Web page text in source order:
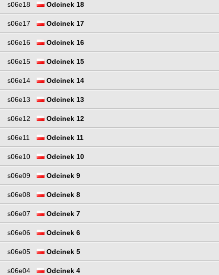
s06e18 Odcinek 18
s06e17 Odcinek 17
s06e16 Odcinek 16
s06e15 Odcinek 15
s06e14 Odcinek 14
s06e13 Odcinek 13
s06e12 Odcinek 12
s06e11 Odcinek 11
s06e10 Odcinek 10
s06e09 Odcinek 9
s06e08 Odcinek 8
s06e07 Odcinek 7
s06e06 Odcinek 6
s06e05 Odcinek 5
s06e04 Odcinek 4